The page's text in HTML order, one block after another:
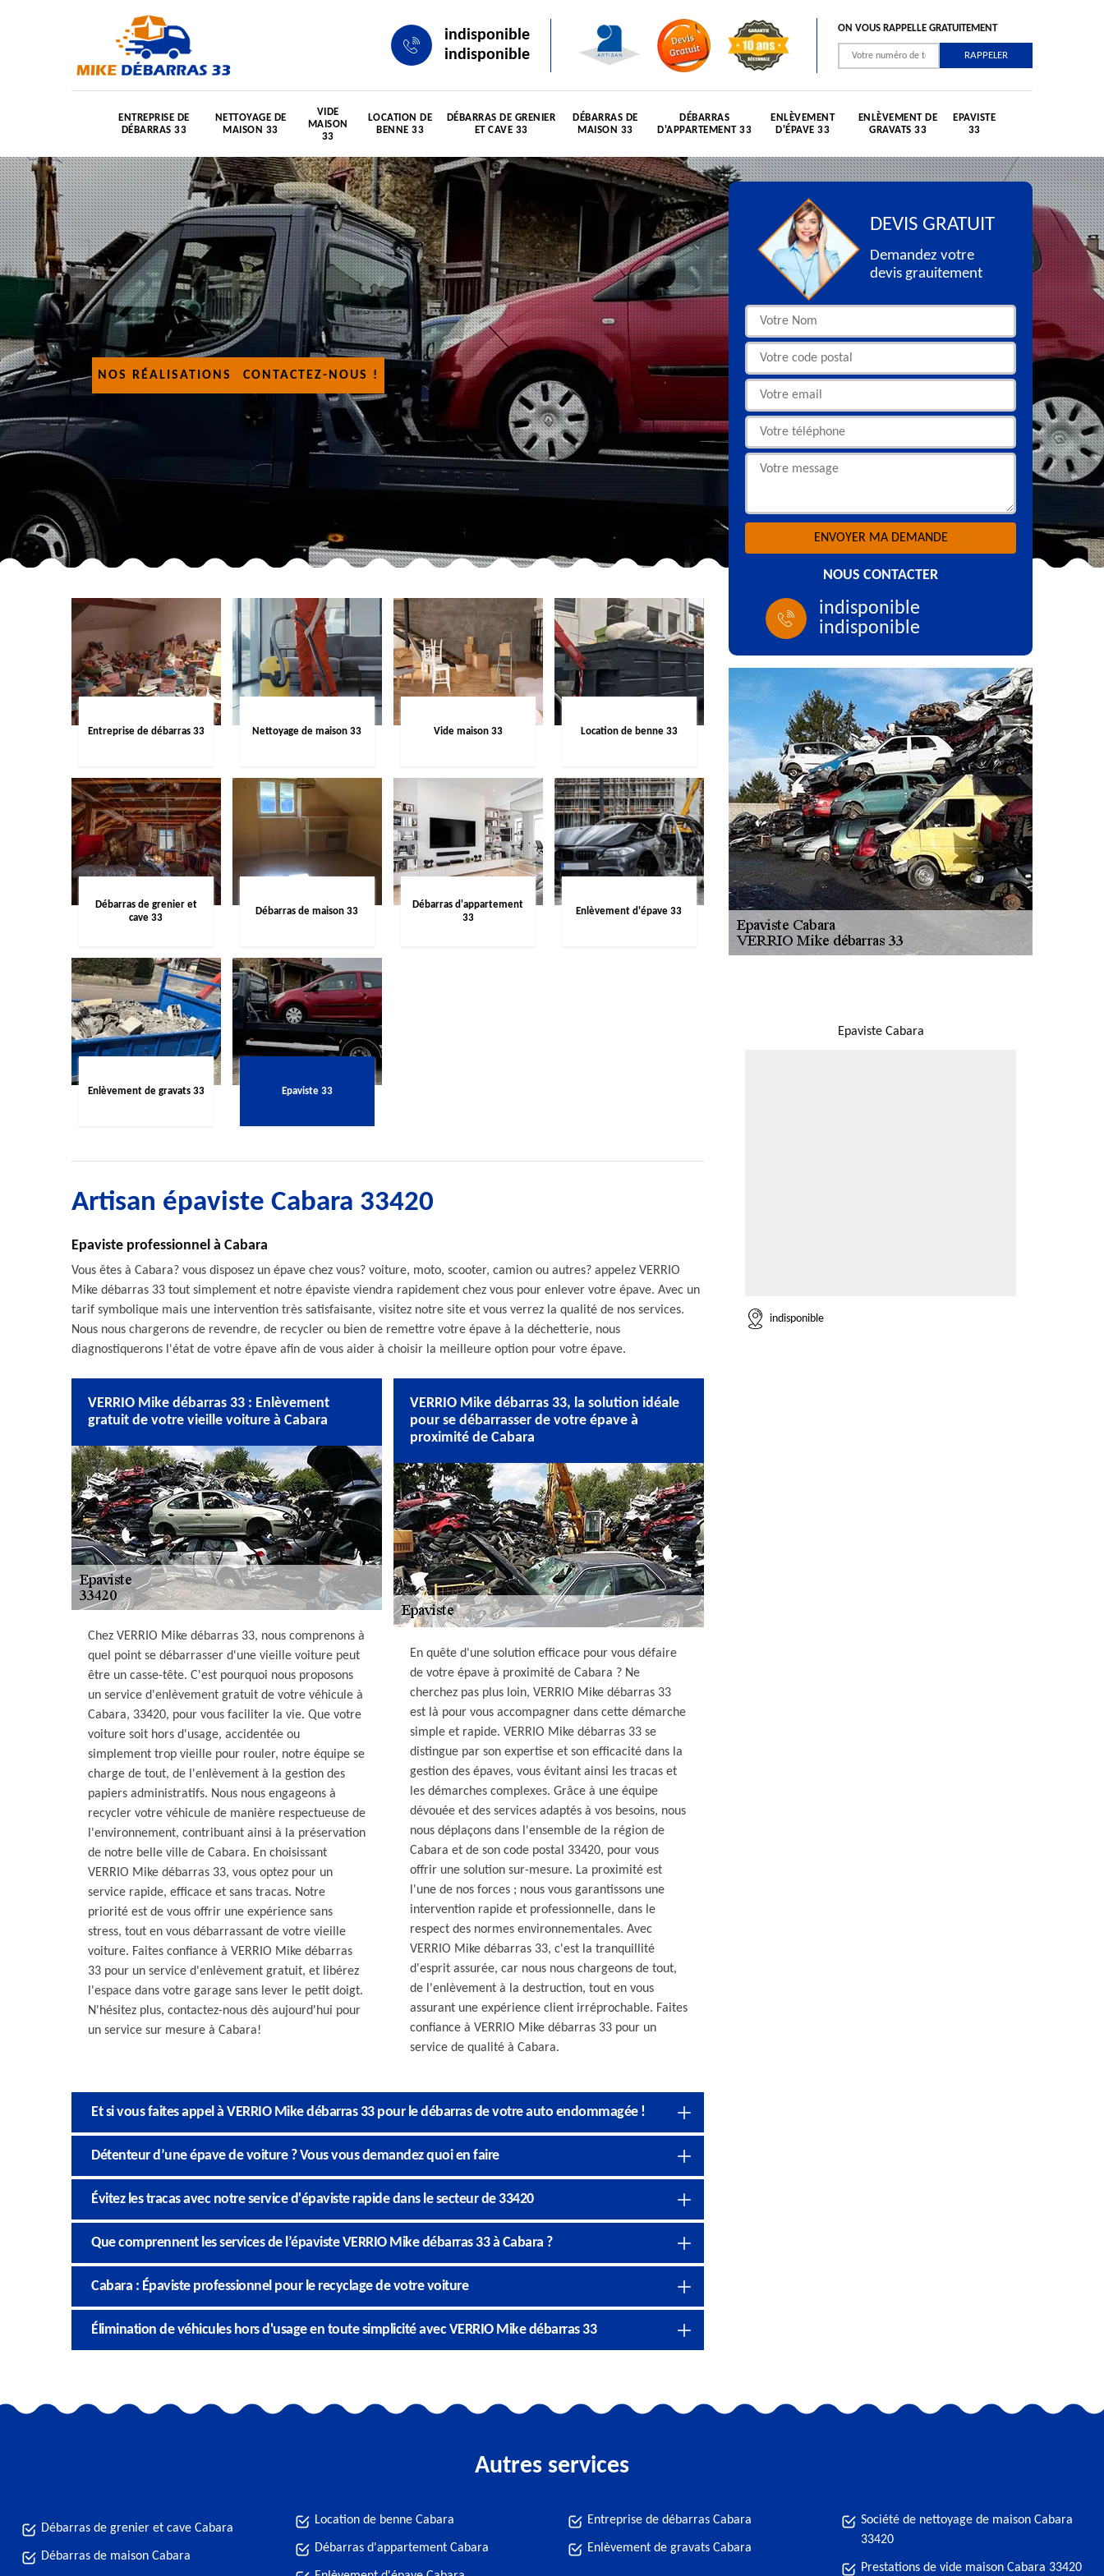
indisponible
indisponible
ON VOUS RAPPELLE GRATUITEMENT
ENTREPRISE DE
DÉBARRAS 33
NETTOYAGE DE
MAISON 33
VIDE
MAISON
33
LOCATION DE
BENNE 33
DÉBARRAS DE GRENIER
ET CAVE 33
DÉBARRAS DE
MAISON 33
DÉBARRAS
D'APPARTEMENT 33
ENLÈVEMENT
D'ÉPAVE 33
ENLÈVEMENT DE
GRAVATS 33
EPAVISTE
33
NOS RÉALISATIONS CONTACTEZ-NOUS !
Entreprise de débarras 33 Nettoyage de maison 33 Vide maison 33 Location de benne 33
Débarras de grenier et
cave 33
Débarras de maison 33
Débarras d'appartement
33
Enlèvement d'épave 33
Enlèvement de gravats 33 Epaviste 33
Artisan épaviste Cabara 33420
Epaviste professionnel à Cabara
Vous êtes à Cabara? vous disposez un épave chez vous? voiture, moto, scooter, camion ou autres? appelez VERRIO
Mike débarras 33 tout simplement et notre épaviste viendra rapidement chez vous pour enlever votre épave. Avec un
tarif symbolique mais une intervention très satisfaisante, visitez notre site et vous verrez la qualité de nos services.
Nous nous chargerons de revendre, de recycler ou bien de remettre votre épave à la déchetterie, nous
diagnostiquerons l'état de votre épave afin de vous aider à choisir la meilleure option pour votre épave.
VERRIO Mike débarras 33 : Enlèvement
gratuit de votre vieille voiture à Cabara
Chez VERRIO Mike débarras 33, nous comprenons à
quel point se débarrasser d'une vieille voiture peut
être un casse-tête. C'est pourquoi nous proposons
un service d'enlèvement gratuit de votre véhicule à
Cabara, 33420, pour vous faciliter la vie. Que votre
voiture soit hors d'usage, accidentée ou
simplement trop vieille pour rouler, notre équipe se
charge de tout, de l'enlèvement à la gestion des
papiers administratifs. Nous nous engageons à
recycler votre véhicule de manière respectueuse de
l'environnement, contribuant ainsi à la préservation
de notre belle ville de Cabara. En choisissant
VERRIO Mike débarras 33, vous optez pour un
service rapide, efficace et sans tracas. Notre
priorité est de vous offrir une expérience sans
stress, tout en vous débarrassant de votre vieille
voiture. Faites confiance à VERRIO Mike débarras
33 pour un service d'enlèvement gratuit, et libérez
l'espace dans votre garage sans lever le petit doigt.
N'hésitez plus, contactez-nous dès aujourd'hui pour
un service sur mesure à Cabara!
VERRIO Mike débarras 33, la solution idéale
pour se débarrasser de votre épave à
proximité de Cabara
En quête d'une solution efficace pour vous défaire
de votre épave à proximité de Cabara ? Ne
cherchez pas plus loin, VERRIO Mike débarras 33
est là pour vous accompagner dans cette démarche
simple et rapide. VERRIO Mike débarras 33 se
distingue par son expertise et son efficacité dans la
gestion des épaves, vous évitant ainsi les tracas et
les démarches complexes. Grâce à une équipe
dévouée et des services adaptés à vos besoins, nous
nous déplaçons dans l'ensemble de la région de
Cabara et de son code postal 33420, pour vous
offrir une solution sur-mesure. La proximité est
l'une de nos forces ; nous vous garantissons une
intervention rapide et professionnelle, dans le
respect des normes environnementales. Avec
VERRIO Mike débarras 33, c'est la tranquillité
d'esprit assurée, car nous nous chargeons de tout,
de l'enlèvement à la destruction, tout en vous
assurant une expérience client irréprochable. Faites
confiance à VERRIO Mike débarras 33 pour un
service de qualité à Cabara.
Et si vous faites appel à VERRIO Mike débarras 33 pour le débarras de votre auto endommagée !
Détenteur d’une épave de voiture ? Vous vous demandez quoi en faire
Évitez les tracas avec notre service d'épaviste rapide dans le secteur de 33420
Que comprennent les services de l’épaviste VERRIO Mike débarras 33 à Cabara ?
Cabara : Épaviste professionnel pour le recyclage de votre voiture
Élimination de véhicules hors d'usage en toute simplicité avec VERRIO Mike débarras 33
DEVIS GRATUIT
Demandez votre
devis grauitement
NOUS CONTACTER
indisponible
indisponible
Epaviste Cabara
indisponible
Autres services
Débarras de grenier et cave Cabara
Débarras de maison Cabara
Location de benne Cabara
Débarras d'appartement Cabara
Entreprise de débarras Cabara
Enlèvement de gravats Cabara
Société de nettoyage de maison Cabara
33420
Prestations de vide maison Cabara 33420